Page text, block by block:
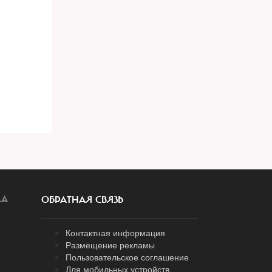
ОБРАТНАЯ СВЯЗЬ
Контактная информация
Размещение рекламы
Пользовательское соглашение
Для мобильных устройств